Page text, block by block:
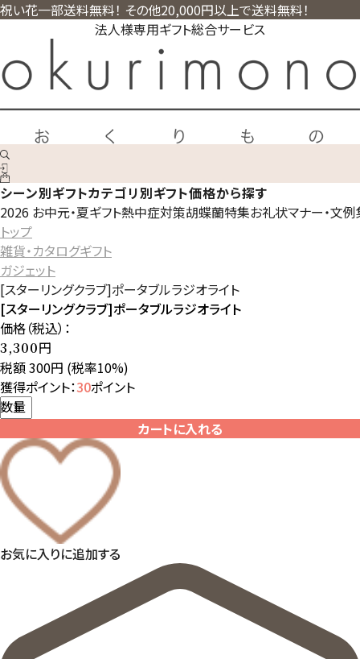
祝い花一部送料無料！ その他20,000円以上で送料無料！
法人様専用ギフト総合サービス
シーン別ギフトカテゴリ別ギフト価格から探す
2026 お中元・夏ギフト熱中症対策胡蝶蘭特集お礼状マナー・文
トップ
雑貨・カタログギフト
ガジェット
[スターリングクラブ]ポータブルラジオライト
[スターリングクラブ]ポータブルラジオライト
価格（税込）：
3,300円
税額 300円 (税率10%)
獲得ポイント：30ポイント
数量
カートに入れる
お気に入りに追加する